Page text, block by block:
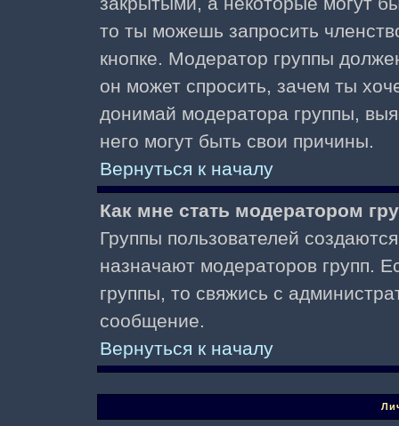
то ты можешь запросить
кнопке. Модератор группы
он может спросить, зачем ты
донимай модератора группы,
него могут быть свои причины.
Вернуться к началу
Как мне стать модератором
Группы пользователей
назначают модераторов групп.
группы, то свяжись с
сообщение.
Вернуться к началу